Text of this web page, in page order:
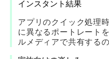
インスタント結果
アプリのクイック処理
に異なるポートレート
ルメディアで共有する